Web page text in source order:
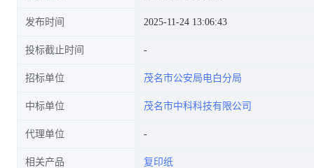
发布时间 2025-11-24 13:06:43
投标截止时间
招标单位 茂名市公安局电白分局
中标单位 茂名市中科科技有限公司
代理单位
相关产品 复印纸